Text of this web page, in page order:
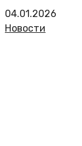
04.01.2026
Новости